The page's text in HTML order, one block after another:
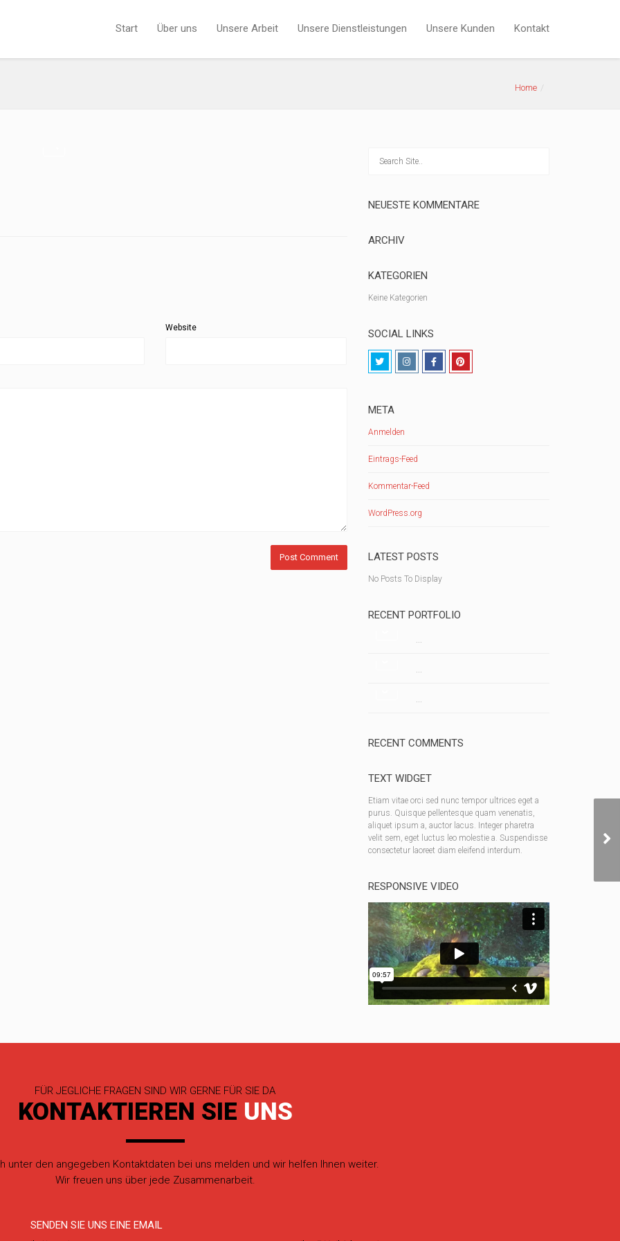
Start Über uns Unsere Arbeit Unsere Dienstleistungen Unsere Kunden Kontakt
Home
Website
NEUESTE KOMMENTARE
ARCHIV
KATEGORIEN
Keine Kategorien
SOCIAL LINKS
META
Anmelden
Eintrags-Feed
Kommentar-Feed
WordPress.org
LATEST POSTS
No Posts To Display
RECENT PORTFOLIO
...
...
...
RECENT COMMENTS
TEXT WIDGET
Etiam vitae orci sed nunc tempor ultrices eget a
purus. Quisque pellentesque quam venenatis,
aliquet ipsum a, auctor lacus. Integer pharetra
velit sem, eget luctus leo molestie a. Suspendisse
consectetur laoreet diam eleifend interdum.
RESPONSIVE VIDEO
FÜR JEGLICHE FRAGEN SIND WIR GERNE FÜR SIE DA
KONTAKTIEREN SIE UNS
unter den angegeben Kontaktdaten bei uns melden und wir helfen Ihnen weiter.
Wir freuen uns über jede Zusammenarbeit.
SENDEN SIE UNS EINE EMAIL